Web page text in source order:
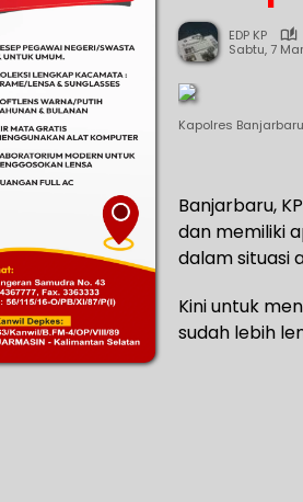
EDP KP
Sabtu, 7
Kapolres Banjarbaru
Banjarbaru,
dan memiliki
dalam situasi
Kini untuk
sudah lebih